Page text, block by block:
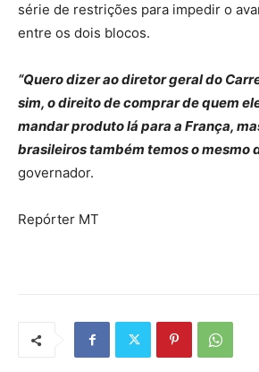
série de restrições para impedir o
entre os dois blocos.
“Quero dizer ao diretor geral do
sim, o direito de comprar de quem
mandar produto lá para a França,
brasileiros também temos o mesmo
governador.
Repórter MT